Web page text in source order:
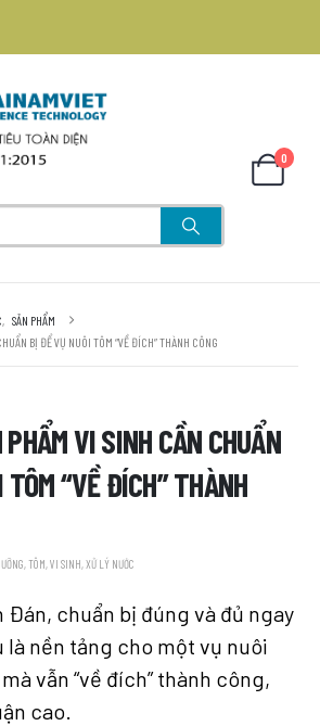
0
, SẢN PHẨM
BỊ ĐỂ VỤ NUÔI TÔM “VỀ ĐÍCH” THÀNH CÔNG
VI SINH CẦN CHUẨN
“VỀ ĐÍCH” THÀNH
,TÔM,VI SINH,XỬ LÝ NƯỚC
Đán, chuẩn bị đúng và đủ ngay
là nền tảng cho một vụ nuôi
vẫn “về đích” thành công,
cao.